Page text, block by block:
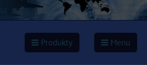
Produkty Menu